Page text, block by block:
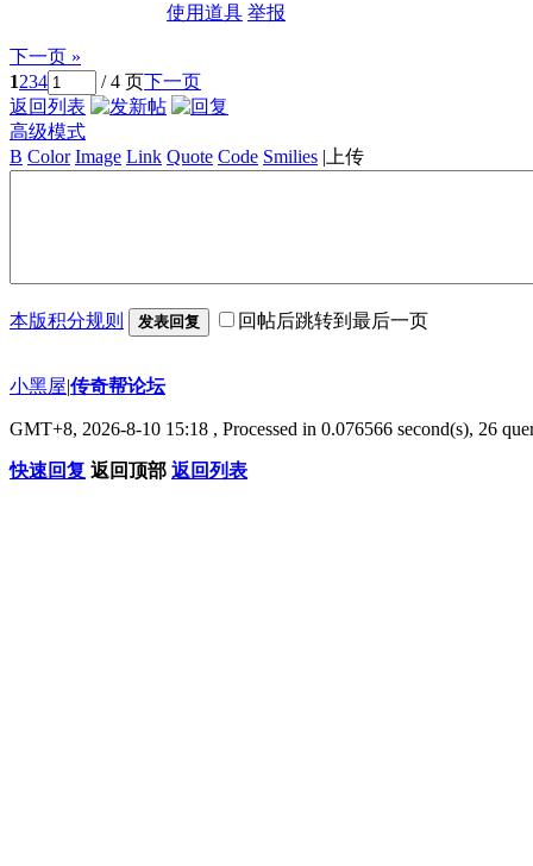
使用道具 举报
下一页 »
1234 / 4 页下一页
返回列表
高级模式
B Color Image Link Quote Code Smilies | 上传
本版积分规则 发表回复 回帖后跳转到最后一页
小黑屋|传奇帮论坛
GMT+8, 2026-8-10 15:18 , Processed in 0.076566 second(s), 26
快速回复 返回顶部 返回列表